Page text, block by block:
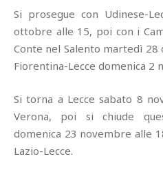
Si prosegue con Udinese-
ottobre alle 15, poi con i
Conte nel Salento martedì
Fiorentina-Lecce domenica 2
Si torna a Lecce sabato 8
Verona, poi si chiude
domenica 23 novembre alle
Lazio-Lecce.